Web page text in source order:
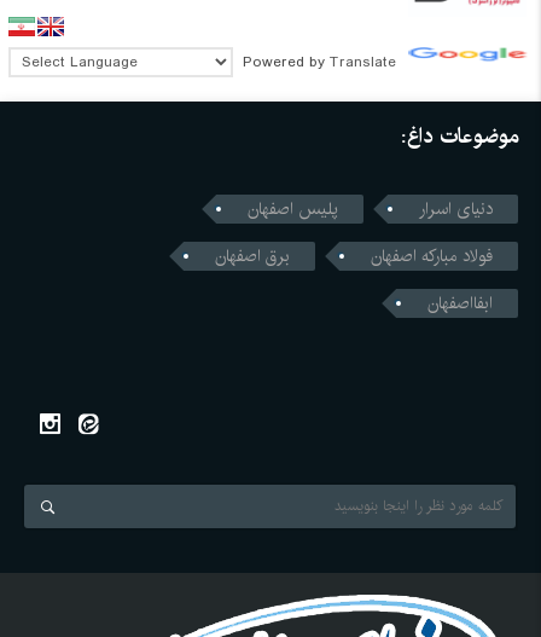
Powered by Translate
موضوعات داغ:
دنیای اسرار
پلیس اصفهان
فولاد مبارکه اصفهان
برق اصفهان
ابفااصفهان